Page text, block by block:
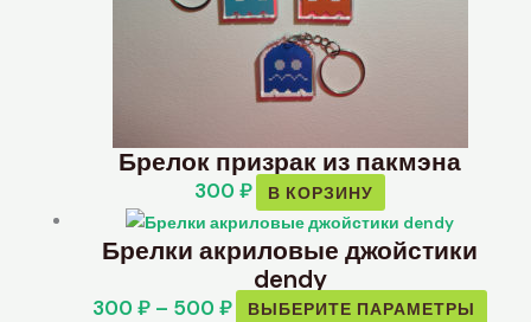
Брелок призрак из пакмэна
300 ₽ В КОРЗИНУ
Брелки акриловые джойстики
dendy
300 ₽ – 500 ₽ ВЫБЕРИТЕ ПАРАМЕТРЫ